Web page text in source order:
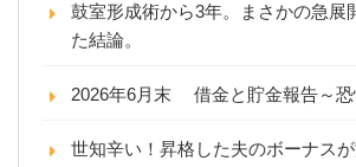
鼓室形成術から3年。まさかの急展
た結論。
2026年6月末 借金と貯金報告～恐
世知辛い！昇格した夫のボーナスが